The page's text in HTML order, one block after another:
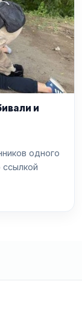
и
одного